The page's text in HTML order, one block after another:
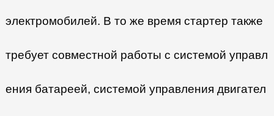
электромобилей. В то же время стартер также
требует совместной работы с системой управл
ения батареей, системой управления двигател